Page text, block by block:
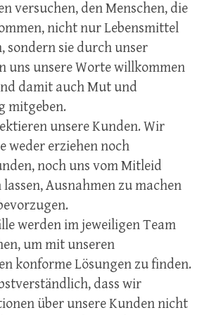
versuchen, den Menschen, die
nicht nur Lebensmittel
sondern sie durch unser
uns unsere Worte willkommen
damit auch Mut und
mitgeben.
unsere Kunden. Wir
weder erziehen noch
noch uns vom Mitleid
Ausnahmen zu machen
werden im jeweiligen Team
um mit unseren
konforme Lösungen zu finden.
dass wir
über unsere Kunden nicht